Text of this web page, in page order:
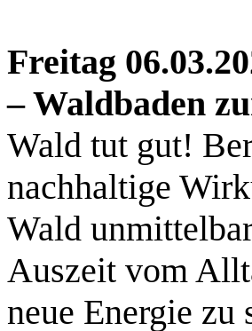
Freitag
– Waldbaden
Wald tut gut!
nachhaltige
Wald
Auszeit vom
neue Energie zu